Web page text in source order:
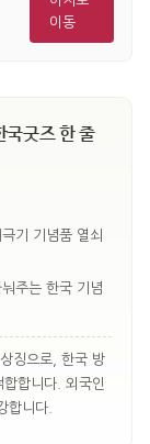
이동
국굿즈 한 줄
기 기념품 열쇠
주는 한국 기념
징으로, 한국 방
합니다. 외국인
합니다.